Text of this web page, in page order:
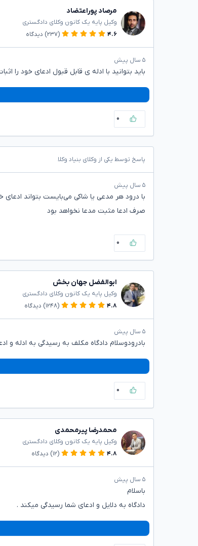
مرصاد پوراعتضاد
وکیل پایه یک کانون وکلای دادگستری
۴.۶
(۲۳۷) دیدگاه
۵ سال پیش
باید بتوانید با ادله ی قابل قبول ادعای خود را
۰
پاسخ توسط یکی از وکلای بنیاد وکلا
۵ سال پیش
با درود هر مدعی یا شاکی می‌بایست بتواند ادعای
صرف ادعا مثبت مدعا نخواهد بود
۰
ابوالفضل جهان بخش
وکیل پایه یک کانون وکلای دادگستری
۴.۸
(۱۲۴۸) دیدگاه
۵ سال پیش
بادرودوسلام دادگاه مکلف به رسیدگی به ادله و
۰
محمدرضا پیرمحمدی
وکیل پایه یک کانون وکلای دادگستری
۴.۸
(۱۲) دیدگاه
۵ سال پیش
باسلام
دادگاه به دلایل و ادعای شما رسیدگی میکند .